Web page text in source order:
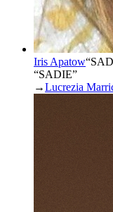
Iris Apatow“
“SADIE”
→Lucrezia